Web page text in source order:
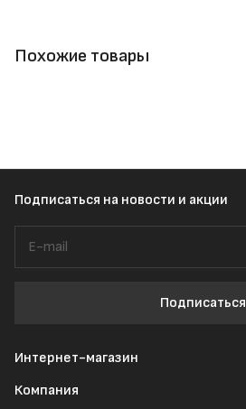
Похожие товары
Подписаться на новости и акции
Подписаться
Интернет-магазин
Компания